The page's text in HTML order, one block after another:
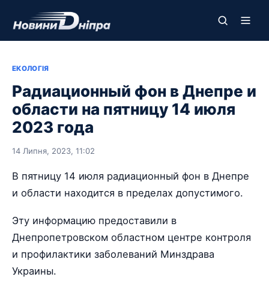
ЕКОЛОГІЯ
Радиационный фон в Днепре и
области на пятницу 14 июля
2023 года
14 Липня, 2023, 11:02
В пятницу 14 июля радиационный фон в Днепре
и области находится в пределах допустимого.
Эту информацию предоставили в
Днепропетровском областном центре контроля
и профилактики заболеваний Минздрава
Украины.